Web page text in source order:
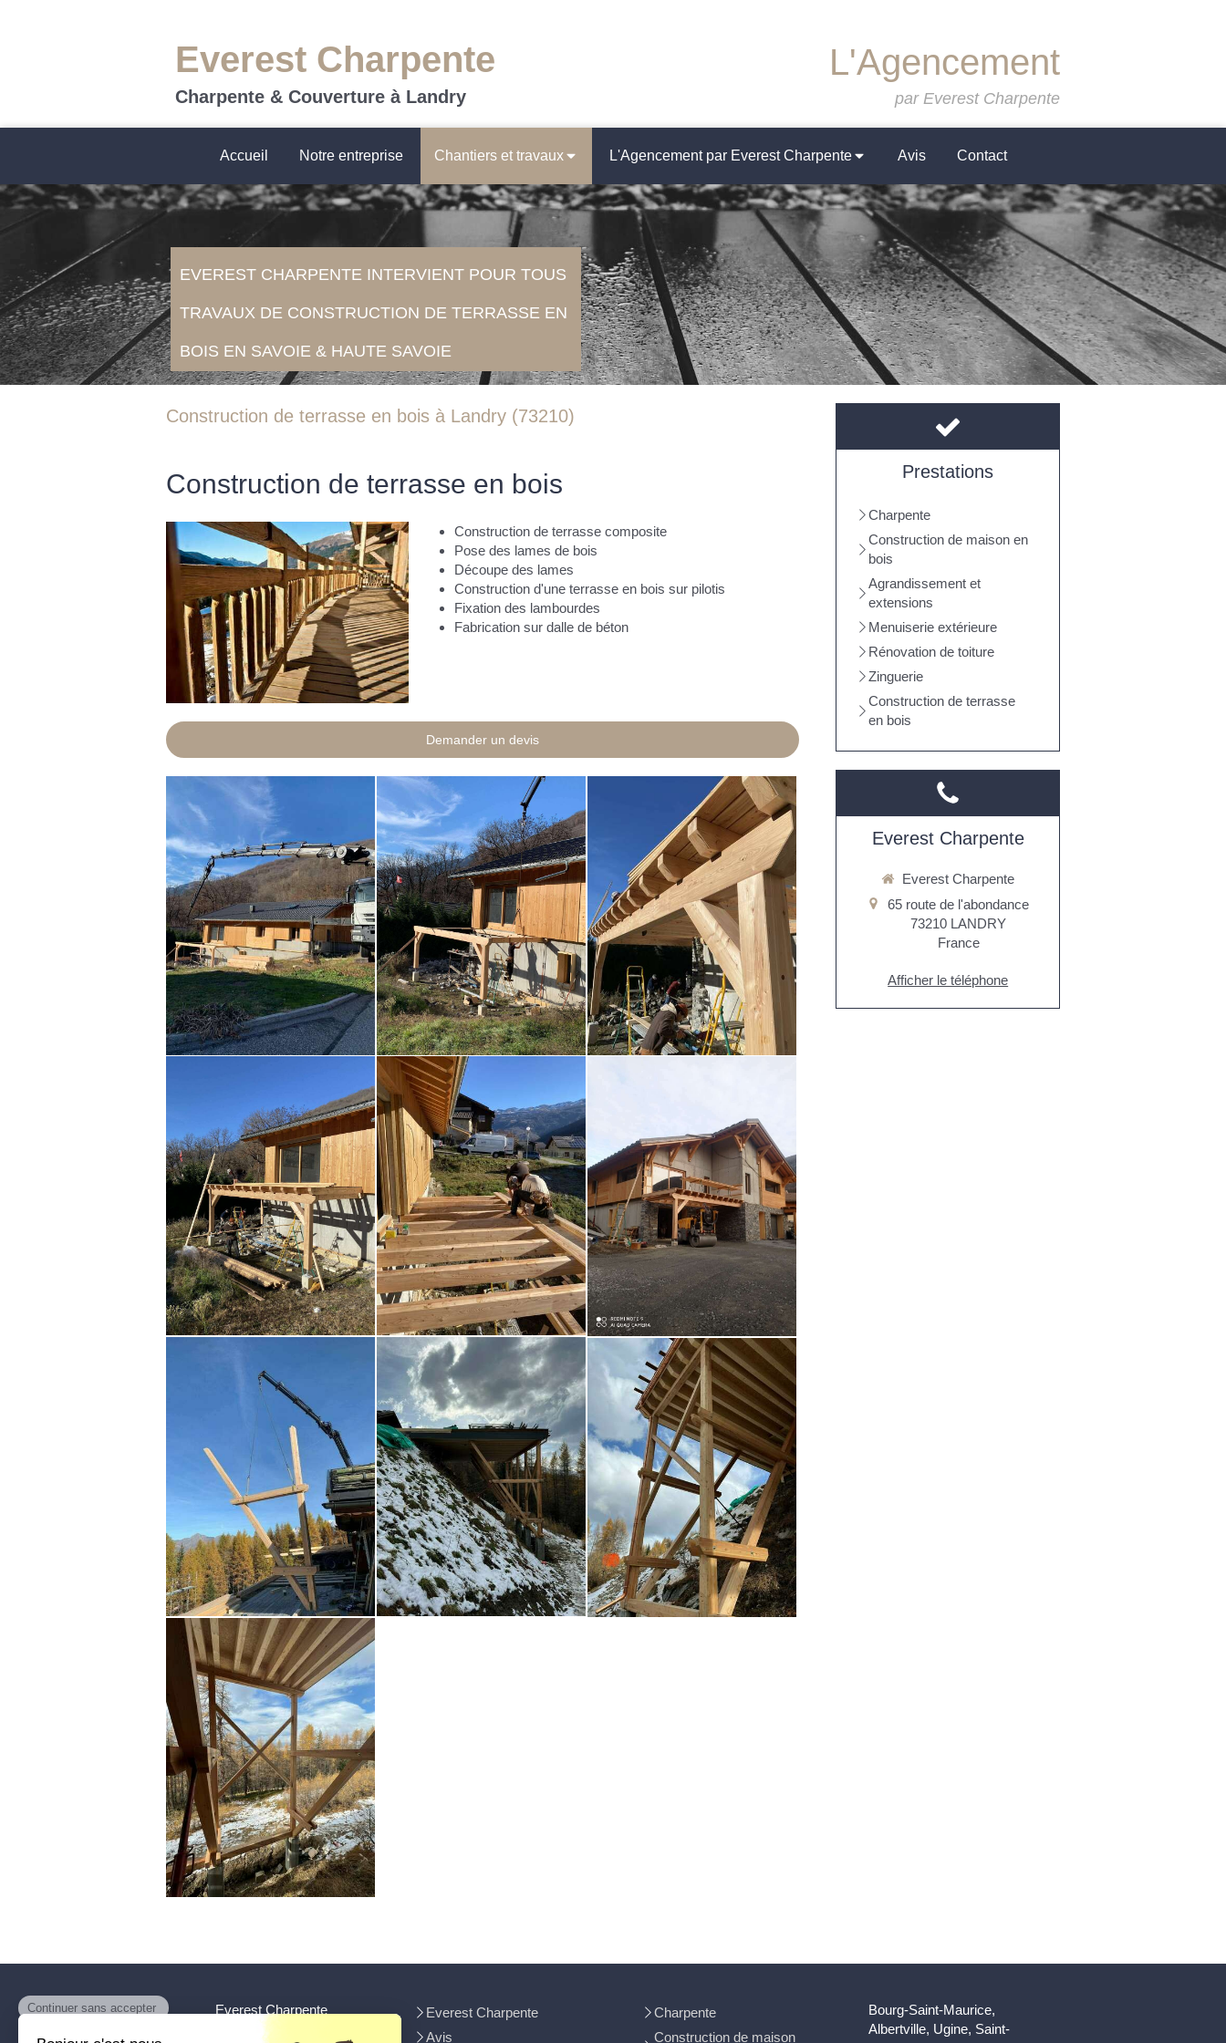
Everest Charpente L'Agencement
Charpente & Couverture à Landry par Everest Charpente
Accueil Notre entreprise Chantiers et travaux L'Agencement par Everest Charpente Avis Contact
EVEREST CHARPENTE INTERVIENT POUR TOUS
TRAVAUX DE CONSTRUCTION DE TERRASSE EN
BOIS EN SAVOIE & HAUTE SAVOIE
Construction de terrasse en bois à Landry (73210)
Construction de terrasse en bois
Construction de terrasse composite
Pose des lames de bois
Découpe des lames
Construction d'une terrasse en bois sur pilotis
Fixation des lambourdes
Fabrication sur dalle de béton
Demander un devis
Prestations
Charpente
Construction de maison en
bois
Agrandissement et
extensions
Menuiserie extérieure
Rénovation de toiture
Zinguerie
Construction de terrasse
en bois
Everest Charpente
Everest Charpente
65 route de l'abondance
73210 LANDRY
France
Afficher le téléphone
Everest Charpente
Everest Charpente
Avis
Charpente
Construction de maison
Bourg-Saint-Maurice,
Albertville, Ugine, Saint-